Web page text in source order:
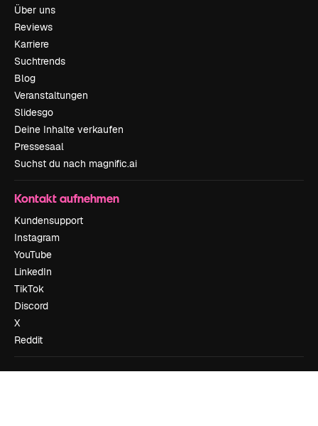
Über uns
Reviews
Karriere
Suchtrends
Blog
Veranstaltungen
Slidesgo
Deine Inhalte verkaufen
Pressesaal
Suchst du nach magnific.ai
Kontakt aufnehmen
Kundensupport
Instagram
YouTube
LinkedIn
TikTok
Discord
X
Reddit